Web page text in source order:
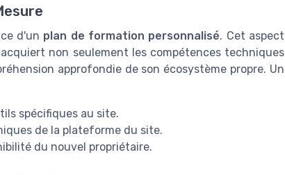
d'un plan de formation personnalisé. Cet aspect
non seulement les compétences techniques
approfondie de son écosystème propre. Un
spécifiques au site.
de la plateforme du site.
du nouvel propriétaire.